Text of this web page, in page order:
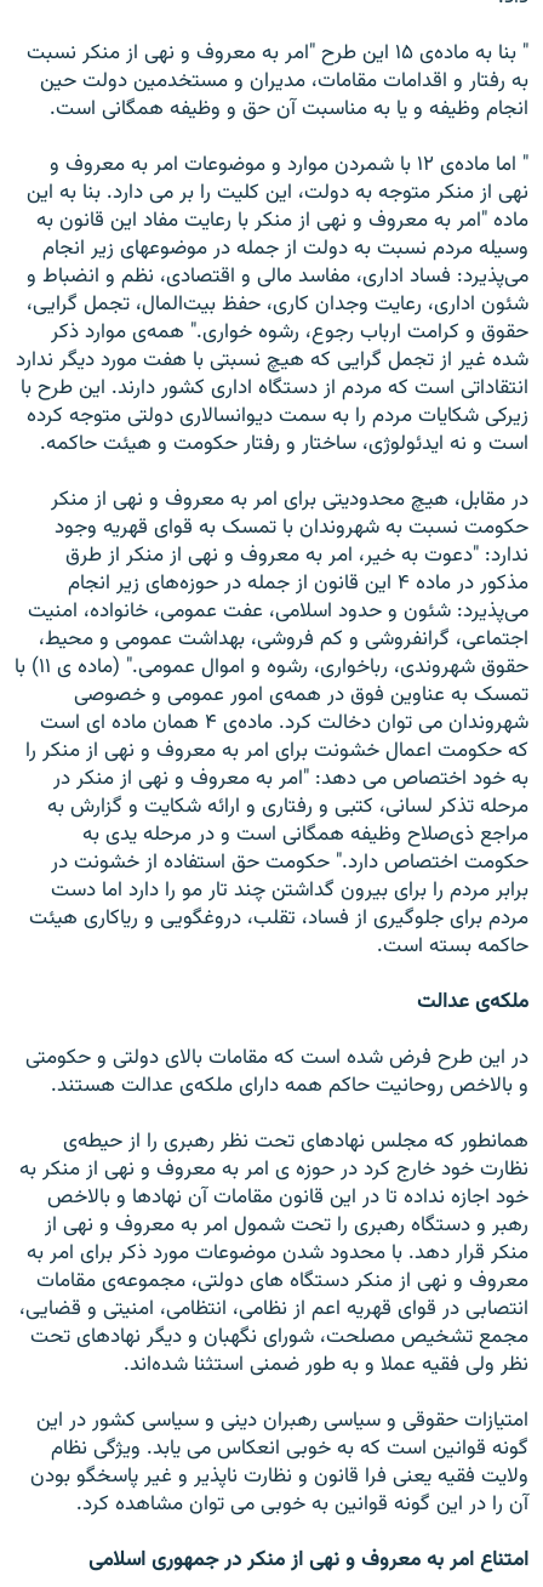
" بنا به ماده‌ی ۱۵ اين طرح "امر به معروف و نهی از منکر نسبت
به رفتار و اقدامات مقامات، مديران و مستخدمين دولت حين
انجام وظيفه و يا به مناسبت آن حق و وظيفه همگانی است.
" اما ماده‌ی ۱۲ با شمردن موارد و موضوعات امر به معروف و
نهی از منکر متوجه به دولت، اين کليت را بر می دارد. بنا به اين
ماده "امر به معروف و نهی از منکر با رعايت مفاد اين قانون به
وسيله مردم نسبت به دولت از جمله در موضوعهای زير انجام
می‌پذيرد: فساد اداری، مفاسد مالی و اقتصادی، نظم و انضباط و
شئون اداری، رعايت وجدان کاری، حفظ بيت‌المال، تجمل گرايی،
حقوق و کرامت ارباب رجوع، رشوه ‌خواری." همه‌ی موارد ذکر
شده غير از تجمل گرايی که هيچ نسبتی با هفت مورد ديگر ندارد
انتقاداتی است که مردم از دستگاه اداری کشور دارند. اين طرح با
زيرکی شکايات مردم را به سمت ديوانسالاری دولتی متوجه کرده
است و نه ايدئولوژی، ساختار و رفتار حکومت و هيئت حاکمه.
در مقابل، هيچ محدوديتی برای امر به معروف و نهی از منکر
حکومت نسبت به شهروندان با تمسک به قوای قهريه وجود
ندارد: "دعوت به خير، امر به معروف و نهی از منکر از طرق
مذکور در ماده ۴ اين قانون از جمله در حوزه‌های زير انجام
می‌پذيرد: شئون و حدود اسلامی، عفت عمومی، خانواده، امنيت
اجتماعی، گرانفروشی و کم فروشی، بهداشت عمومی و محيط،
حقوق شهروندی، رباخواری، رشوه و اموال عمومی." (ماده ی ۱۱) با
تمسک به عناوين فوق در همه‌ی امور عمومی و خصوصی
شهروندان می توان دخالت کرد. ماده‌ی ۴ همان ماده ای است
که حکومت اعمال خشونت برای امر به معروف و نهی از منکر را
به خود اختصاص می دهد: "امر به معروف و نهی از منکر در
مرحله تذکر لسانی، کتبی و رفتاری و ارائه شکايت و گزارش به
مراجع ذی‌صلاح وظيفه همگانی است و در مرحله يدی به
حکومت اختصاص دارد." حکومت حق استفاده از خشونت در
برابر مردم را برای بيرون گداشتن چند تار مو را دارد اما دست
مردم برای جلوگيری از فساد، تقلب، دروغگويی و رياکاری هيئت
حاکمه بسته است.
ملکه‌ی عدالت
در اين طرح فرض شده است که مقامات بالای دولتی و حکومتی
و بالاخص روحانيت حاکم همه دارای ملکه‌ی عدالت هستند.
همانطور که مجلس نهادهای تحت نظر رهبری را از حيطه‌ی
نظارت خود خارج کرد در حوزه ی امر به معروف و نهی از منکر به
خود اجازه نداده تا در اين قانون مقامات آن نهادها و بالاخص
رهبر و دستگاه رهبری را تحت شمول امر به معروف و نهی از
منکر قرار دهد. با محدود شدن موضوعات مورد ذکر برای امر به
معروف و نهی از منکر دستگاه های دولتی، مجموعه‌‌ی مقامات
انتصابی در قوای قهريه اعم از نظامی، انتظامی، امنيتی و قضايی،
مجمع تشخيص مصلحت، شورای نگهبان و ديگر نهادهای تحت
نظر ولی فقيه عملا و به طور ضمنی استثنا شده‌اند.
امتيازات حقوقی و سياسی رهبران دينی و سياسی کشور در اين
گونه قوانين است که به خوبی انعکاس می يابد. ويژگی نظام
ولايت فقيه يعنی فرا قانون و نظارت ناپذير و غير پاسخگو بودن
آن را در اين گونه قوانين به خوبی می توان مشاهده کرد.
امتناع امر به معروف و نهی از منکر در جمهوری اسلامی